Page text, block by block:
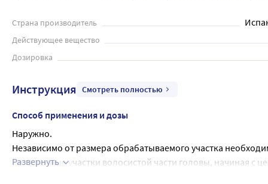
Страна производитель
Действующее вещество
Дозировка
Инструкция Смотреть полностью
Способ применения и дозы
Наружно.
Независимо от размера обрабатываемого участка
пораженные участки волосистой части головы, начиная
Развернуть